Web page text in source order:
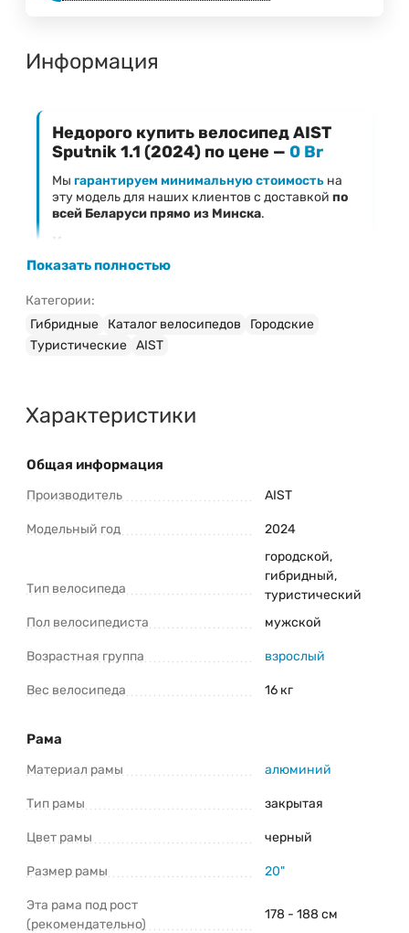
Информация
Недорого купить велосипед AIST
Sputnik 1.1 (2024) по цене — 0 Br
Мы гарантируем минимальную стоимость на
эту модель для наших клиентов с доставкой по
всей Беларуси прямо из Минска.
Ключевые преимущества предложения
Фиксированная низкая цена
1.1 (2024)
Быстрая доставкав любой регион Беларуси
Профессиональная сборка и настройка
Затрудняетесь с выбором модели?
быстрого ответа!
Наш менеджер поможет
характеристики AIST Sputnik 1.1 (2024) и
Консультация и оформление заказа:
+375 (29) 1-925-925
*Информация о товаре предоставлена для ознакомления. Производители
Показать полностью
Категории:
Гибридные
Каталог велосипедов
Городские
Туристические AIST
Характеристики
Общая информация
Производитель AIST
Модельный год 2024
Тип велосипеда
городской,
гибридный,
туристический
Пол велосипедиста
мужской
Возрастная группа взрослый
Вес велосипеда 16 кг
Рама
Материал рамы алюминий
Тип рамы закрытая
Цвет рамы черный
Размер рамы 20"
Эта рама под рост
(рекомендательно)
178 - 188 см